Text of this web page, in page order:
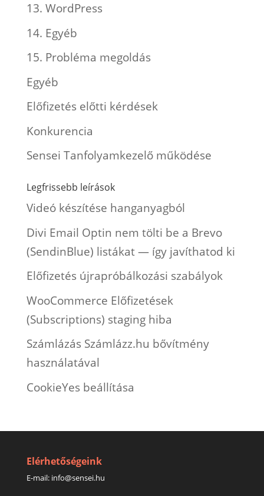
13. WordPress
14. Egyéb
15. Probléma megoldás
Egyéb
Előfizetés előtti kérdések
Konkurencia
Sensei Tanfolyamkezelő működése
Legfrissebb leírások
Videó készítése hanganyagból
Divi Email Optin nem tölti be a Brevo
(SendinBlue) listákat — így javíthatod ki
Előfizetés újrapróbálkozási szabályok
WooCommerce Előfizetések
(Subscriptions) staging hiba
Számlázás Számlázz.hu bővítmény
használatával
CookieYes beállítása
Elérhetőségeink
E-mail: info@sensei.hu